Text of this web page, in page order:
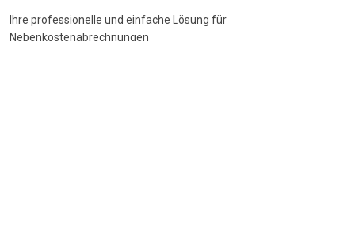
Ihre professionelle und einfache Lösung für
Nebenkostenabrechnungen